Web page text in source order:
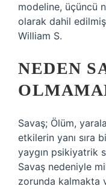
modeline, üçüncü
olarak dahil
William S.
NEDEN
Savaş; Ölüm,
etkilerin yanı sıra
yaygın psikiyatrik
Savaş nedeniyle
zorunda kalmakta